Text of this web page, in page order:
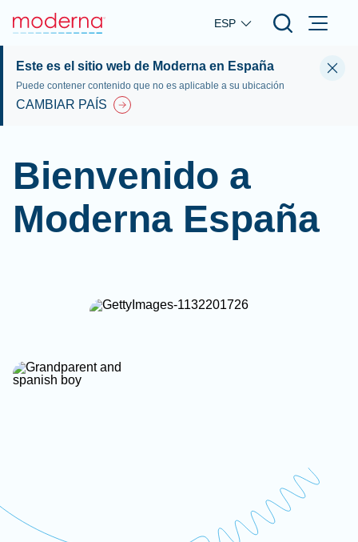
Skip to main content
ESP
Este es el sitio web de Moderna en España
Puede contener contenido que no es aplicable a su ubicación
CAMBIAR PAÍS
Bienvenido a
Moderna España